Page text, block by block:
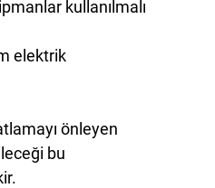
kullanılmalı
elektrik
önleyen
bu